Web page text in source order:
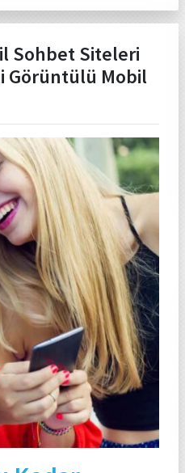
Sohbet Siteleri
Görüntülü Mobil